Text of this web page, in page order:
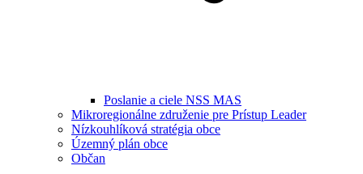
Poslanie a ciele NSS MAS
Mikroregionálne združenie pre Prístup Leader
Nízkouhlíková stratégia obce
Územný plán obce
Občan